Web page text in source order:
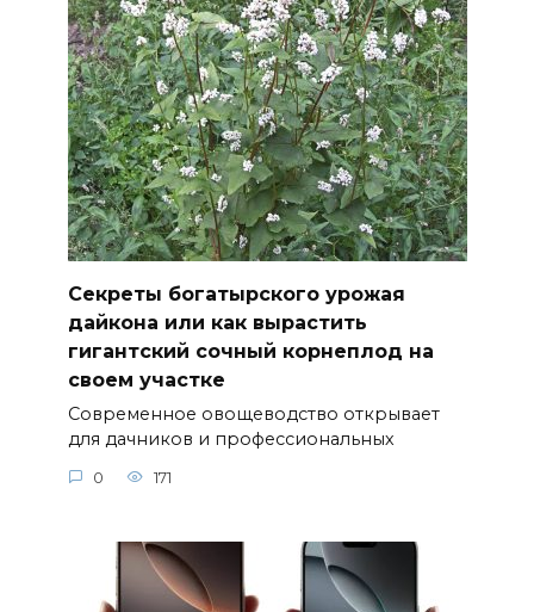
Секреты богатырского урожая
дайкона или как вырастить
гигантский сочный корнеплод на
своем участке
Современное овощеводство открывает
для дачников и профессиональных
0 171